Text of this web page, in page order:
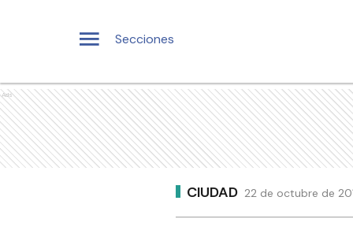
Secciones
Ads
CIUDAD 22 de octubre de